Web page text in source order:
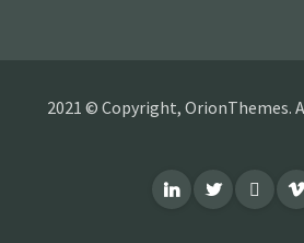
2021 © Copyright, OrionThemes.